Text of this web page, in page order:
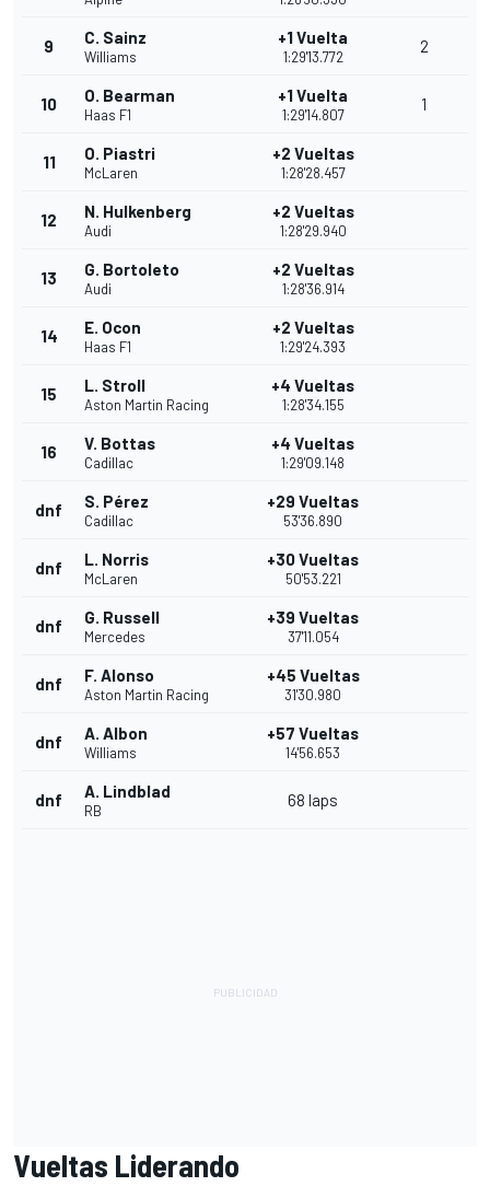
9 C. Sainz
Williams
+1 Vuelta
1:29'13.772
2
10 O. Bearman
Haas F1
+1 Vuelta
1:29'14.807
1
11 O. Piastri
McLaren
+2 Vueltas
1:28'28.457
12 N. Hulkenberg
Audi
+2 Vueltas
1:28'29.940
13 G. Bortoleto
Audi
+2 Vueltas
1:28'36.914
14 E. Ocon
Haas F1
+2 Vueltas
1:29'24.393
15 L. Stroll
Aston Martin Racing
+4 Vueltas
1:28'34.155
16 V. Bottas
Cadillac
+4 Vueltas
1:29'09.148
dnf S. Pérez
Cadillac
+29 Vueltas
53'36.890
dnf L. Norris
McLaren
+30 Vueltas
50'53.221
dnf G. Russell
Mercedes
+39 Vueltas
37'11.054
dnf F. Alonso
Aston Martin Racing
+45 Vueltas
31'30.980
dnf A. Albon
Williams
+57 Vueltas
14'56.653
dnf A. Lindblad
RB
68 laps
Vueltas Liderando